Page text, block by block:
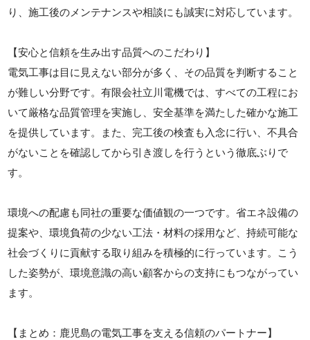
り、施工後のメンテナンスや相談にも誠実に対応しています。
【安心と信頼を生み出す品質へのこだわり】
電気工事は目に見えない部分が多く、その品質を判断すること
が難しい分野です。有限会社立川電機では、すべての工程にお
いて厳格な品質管理を実施し、安全基準を満たした確かな施工
を提供しています。また、完工後の検査も入念に行い、不具合
がないことを確認してから引き渡しを行うという徹底ぶりで
す。
環境への配慮も同社の重要な価値観の一つです。省エネ設備の
提案や、環境負荷の少ない工法・材料の採用など、持続可能な
社会づくりに貢献する取り組みを積極的に行っています。こう
した姿勢が、環境意識の高い顧客からの支持にもつながってい
ます。
【まとめ：鹿児島の電気工事を支える信頼のパートナー】